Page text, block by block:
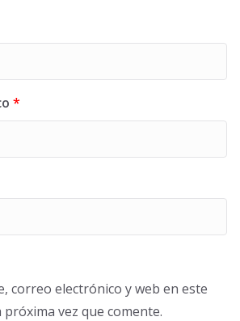
*
correo electrónico y web en este
vez que comente.